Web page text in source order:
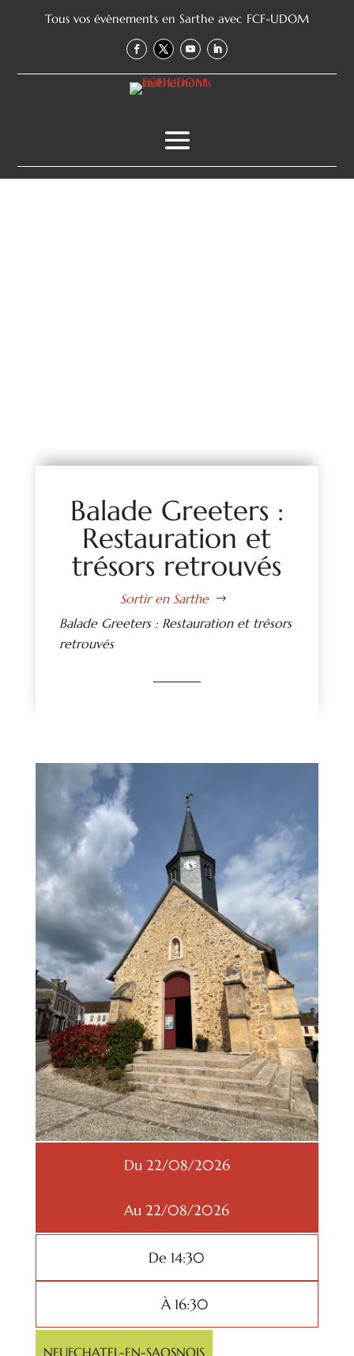
Tous vos évènements en Sarthe avec FCF-UDOM
Balade Greeters :
Restauration et
trésors retrouvés
Sortir en Sarthe $
Balade Greeters : Restauration et trésors
retrouvés
Du 22/08/2026
Au 22/08/2026
De 14:30
À 16:30
NEUFCHATEL-EN-SAOSNOIS